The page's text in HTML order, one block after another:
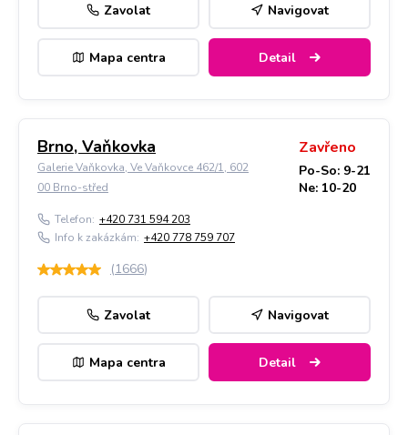
Zavolat Navigovat
Mapa centra Detail
Brno, Vaňkovka
Galerie Vaňkovka, Ve Vaňkovce 462/1, 602
00 Brno-střed
Zavřeno
Po-So: 9-21
Ne: 10-20
Telefon: +420 731 594 203
Info k zakázkám: +420 778 759 707
(1666)
Zavolat Navigovat
Mapa centra Detail